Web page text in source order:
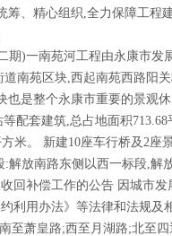
、精心组织,全力保障工程
一南苑河工程由永康市发展
南苑区块,西起南苑西路阳
是整个永康市重要的景观
配套建筑,总占地面积
米。 新建10座车行桥及2座
放南路东侧以西一标段,解
补偿工作的公告 因城市发
利用办法》等法律和法规
至萧皇路;西至月湖路;北至